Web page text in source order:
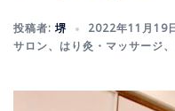
投稿者: 堺
2022年11月19
サロン、 はり灸・マッサージ、